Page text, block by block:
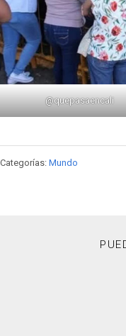
@quepasaencali
Categorías: Mundo